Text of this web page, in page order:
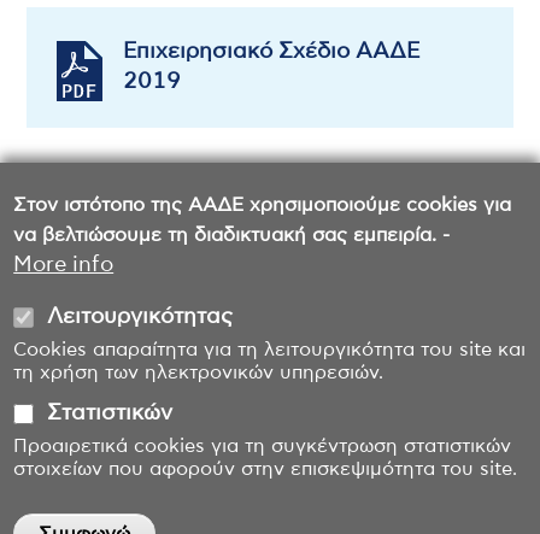
Στον ιστότοπο της ΑΑΔΕ χρησιμοποιούμε cookies για
να βελτιώσουμε τη διαδικτυακή σας εμπειρία. -
More info
Λειτουργικότητας
Cookies απαραίτητα για τη λειτουργικότητα του site και
τη χρήση των ηλεκτρονικών υπηρεσιών.
Στατιστικών
Προαιρετικά cookies για τη συγκέντρωση στατιστικών
στοιχείων που αφορούν στην επισκεψιμότητα του site.
Επιχειρησιακό Σχέδιο ΑΑΔΕ
2019